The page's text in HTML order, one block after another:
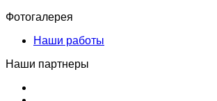
Фотогалерея
Наши работы
Наши партнеры